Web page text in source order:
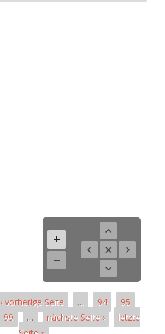
‹ vorherige Seite … 94
95
99 … nächste Seite ›
letzte